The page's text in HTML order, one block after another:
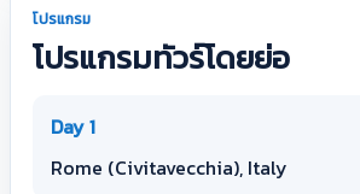
โปรแกรม
โปรแกรมทัวร์โดยย่อ
Day 1
Rome (Civitavecchia), Italy